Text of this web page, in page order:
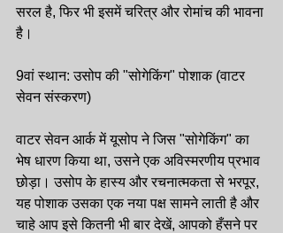
सरल है, फिर भी इसमें चरित्र और रोमांच की भावना
है।
9वां स्थान: उसोप की "सोगेकिंग" पोशाक (वाटर
सेवन संस्करण)
वाटर सेवन आर्क में यूसोप ने जिस "सोगेकिंग" का
भेष धारण किया था, उसने एक अविस्मरणीय प्रभाव
छोड़ा। उसोप के हास्य और रचनात्मकता से भरपूर,
यह पोशाक उसका एक नया पक्ष सामने लाती है और
चाहे आप इसे कितनी भी बार देखें, आपको हँसने पर